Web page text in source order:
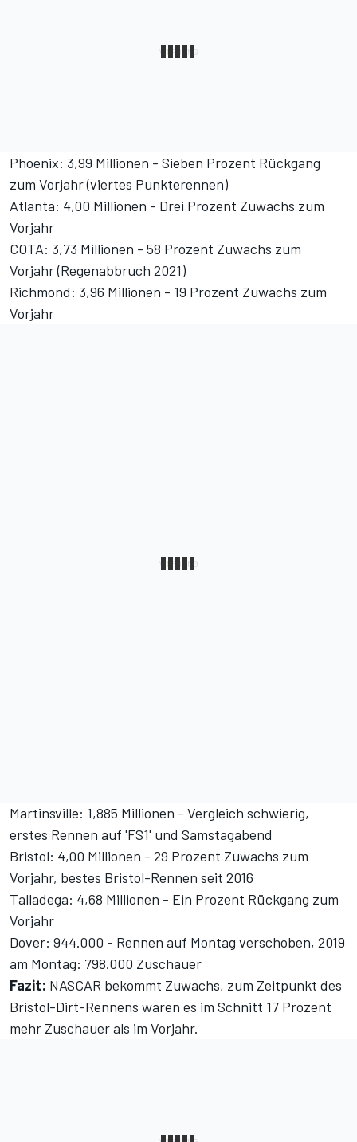
Phoenix: 3,99 Millionen - Sieben Prozent Rückgang
zum Vorjahr (viertes Punkterennen)
Atlanta: 4,00 Millionen - Drei Prozent Zuwachs zum
Vorjahr
COTA: 3,73 Millionen - 58 Prozent Zuwachs zum
Vorjahr (Regenabbruch 2021)
Richmond: 3,96 Millionen - 19 Prozent Zuwachs zum
Vorjahr
Martinsville: 1,885 Millionen - Vergleich schwierig,
erstes Rennen auf 'FS1' und Samstagabend
Bristol: 4,00 Millionen - 29 Prozent Zuwachs zum
Vorjahr, bestes Bristol-Rennen seit 2016
Talladega: 4,68 Millionen - Ein Prozent Rückgang zum
Vorjahr
Dover: 944.000 - Rennen auf Montag verschoben, 2019
am Montag: 798.000 Zuschauer
Fazit: NASCAR bekommt Zuwachs, zum Zeitpunkt des
Bristol-Dirt-Rennens waren es im Schnitt 17 Prozent
mehr Zuschauer als im Vorjahr.